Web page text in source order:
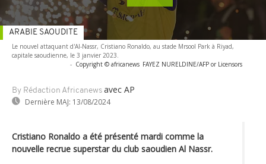
Le nouvel attaquant d'Al-Nassr, Cristiano Ronaldo, au stade Mrsool Park à Riyad,
capitale saoudienne, le 3 janvier 2023.
- Copyright © africanews FAYEZ NURELDINE/AFP or Licensors
By Rédaction Africanews avec AP
Dernière MAJ: 13/08/2024
ARABIE SAOUDITE
Cristiano Ronaldo a été présenté mardi comme la
nouvelle recrue superstar du club saoudien Al Nassr.